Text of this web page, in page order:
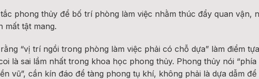
phong thủy để bố trí phòng làm việc nhằm thúc đẩy quan vận,
mất tật mang.
“vị trí ngồi trong phòng làm việc phải có chỗ dựa” làm điểm
là sai lầm nhất trong khoa học phong thủy. Phong thủy nói “phía
vũ”, cần kín đáo để tàng phong tụ khí, không phải là dựa dẫm để